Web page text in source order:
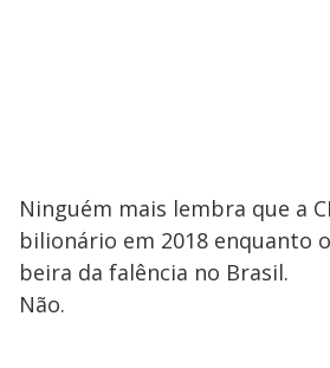
Ninguém mais lembra que a
bilionário em 2018 enquanto
beira da falência no Brasil.
Não.